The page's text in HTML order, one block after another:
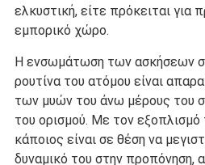
ελκυστική, είτε πρόκειται για
εμπορικό χώρο.
Η ενσωμάτωση των ασκήσεων
ρουτίνα του ατόμου είναι
των μυών του άνω μέρους του
του ορισμού. Με τον
κάποιος είναι σε θέση να
δυναμικό του στην προπόνηση,